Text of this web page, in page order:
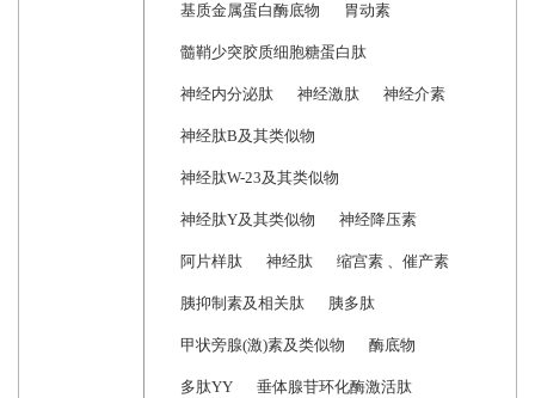
基质金属蛋白酶底物 胃动素
髓鞘少突胶质细胞糖蛋白肽
神经内分泌肽 神经激肽 神经介素
神经肽B及其类似物
神经肽W-23及其类似物
神经肽Y及其类似物 神经降压素
阿片样肽 神经肽 缩宫素 、催产素
胰抑制素及相关肽 胰多肽
甲状旁腺(激)素及类似物 酶底物
多肽YY 垂体腺苷环化酶激活肽